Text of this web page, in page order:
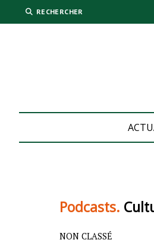
RECHERCHER
Podcasts.
NON CLASSÉ